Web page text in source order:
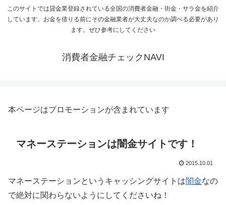
このサイトでは貸金業登録されている全国の消費者金融・街金・サラ金を紹介
しています。お金を借りる前にその金融業者が大丈夫なのか調べる必要があり
ます。ぜひ参考にしてください
消費者金融チェックNAVI
本ページはプロモーションが含まれています
マネーステーションは闇金サイトです！
2015.10.01
マネーステーションというキャッシングサイトは闇金なの
で絶対に関わらないようにしてくださいね！